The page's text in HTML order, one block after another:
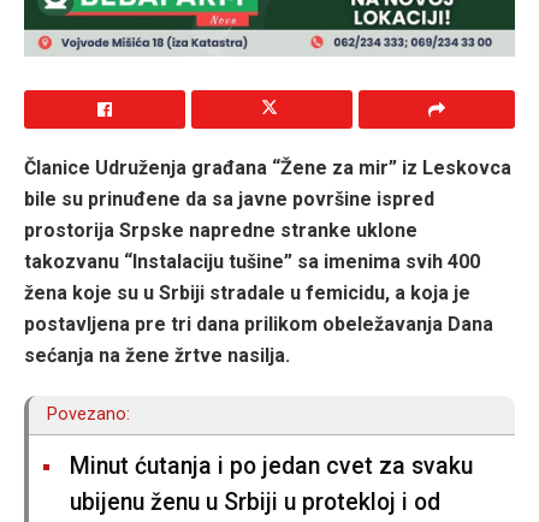
Članice Udruženja građana “Žene za mir” iz Leskovca
bile su prinuđene da sa javne površine ispred
prostorija Srpske napredne stranke uklone
takozvanu “Instalaciju tušine” sa imenima svih 400
žena koje su u Srbiji stradale u femicidu, a koja je
postavljena pre tri dana prilikom obeležavanja Dana
sećanja na žene žrtve nasilja.
Povezano:
Minut ćutanja i po jedan cvet za svaku
ubijenu ženu u Srbiji u protekloj i od